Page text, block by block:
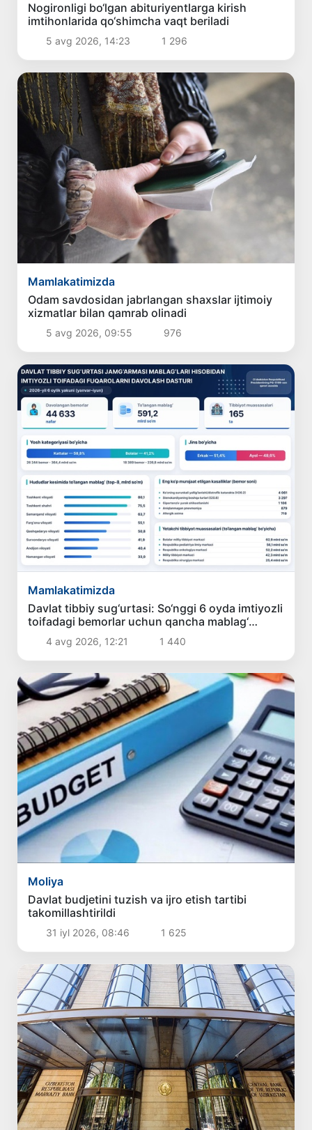
Nogironligi bo‘lgan abituriyentlarga kirish
imtihonlarida qo‘shimcha vaqt beriladi
5 avg 2026, 14:23 1 296
Mamlakatimizda
Odam savdosidan jabrlangan shaxslar ijtimoiy
xizmatlar bilan qamrab olinadi
5 avg 2026, 09:55 976
Mamlakatimizda
Davlat tibbiy sug‘urtasi: So‘nggi 6 oyda imtiyozli
toifadagi bemorlar uchun qancha mablag‘
yo‘naltirildi?
4 avg 2026, 12:21 1 440
Moliya
Davlat budjetini tuzish va ijro etish tartibi
takomillashtirildi
31 iyl 2026, 08:46 1 625